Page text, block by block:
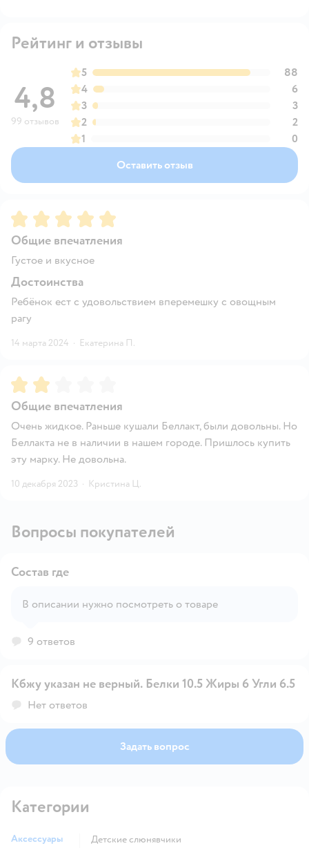
Рейтинг и отзывы
4,8
99 отзывов
5
88
4
6
3
3
2
2
1
0
Оставить отзыв
Рейтинг:5
Общие впечатления
Густое и вкусное
Достоинства
Ребёнок ест с удовольствием вперемешку с овощным
рагу
14 марта 2024 · Екатерина П.
Рейтинг:
Общие впечатления
Очень жидкое. Раньше кушали Беллакт, были довольны. Но
Беллакта не в наличии в нашем городе. Пришлось купить
эту марку. Не довольна.
10 декабря 2023 · Кристина Ц.
Вопросы покупателей
Открыть вопрос
Состав где
В описании нужно посмотреть о товаре
9 ответов
Кбжу указан не верный. Белки 10.5 Жиры 6 Угли 6.5
Нет ответов
Задать вопрос
Категории
Аксессуары
детские слюнявчики